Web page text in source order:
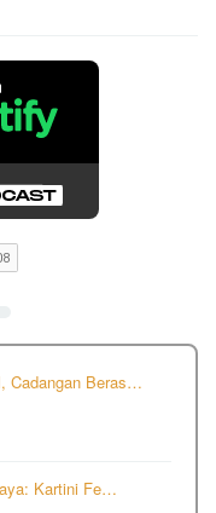
Cadangan Beras…
Kartini Fe…